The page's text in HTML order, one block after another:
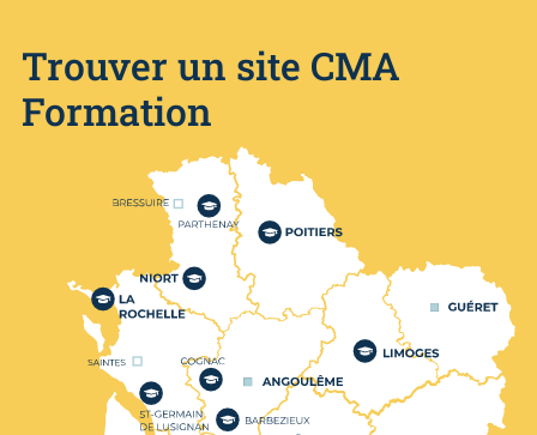
Trouver un site CMA
Formation
Nos centres de formation